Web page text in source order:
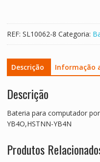
YB40,HSTNN-
YB4O,HSTNN-
YB4N
REF: SL10062-8 Categoria:
Descrição Informação
Descrição
Bateria para computador
YB4O,HSTNN-YB4N
Produtos